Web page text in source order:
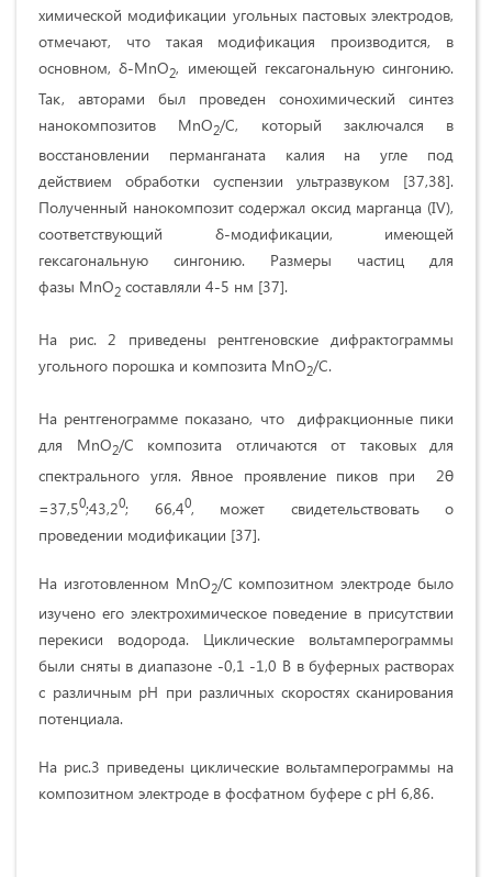
химической модификации угольных пастовых электродов,
отмечают, что такая модификация производится, в
основном, δ-MnO2, имеющей гексагональную сингонию.
Так, авторами был проведен сонохимический синтез
нанокомпозитов MnO2/C, который заключался в
восстановлении перманганата калия на угле под
действием обработки суспензии ультразвуком [37,38].
Полученный нанокомпозит содержал оксид марганца (IV),
соответствующий δ-модификации, имеющей
гексагональную сингонию. Размеры частиц для
фазы MnO2 составляли 4-5 нм [37].
На рис. 2 приведены рентгеновские дифрактограммы
угольного порошка и композита MnO2/C.
На рентгенограмме показано, что дифракционные пики
для MnO2/C композита отличаются от таковых для
спектрального угля. Явное проявление пиков при 2θ
=37,50;43,20; 66,40, может свидетельствовать о
проведении модификации [37].
На изготовленном MnO2/C композитном электроде было
изучено его электрохимическое поведение в присутствии
перекиси водорода. Циклические вольтамперограммы
были сняты в диапазоне -0,1 -1,0 В в буферных растворах
с различным рН при различных скоростях сканирования
потенциала.
На рис.3 приведены циклические вольтамперограммы на
композитном электроде в фосфатном буфере с рН 6,86.